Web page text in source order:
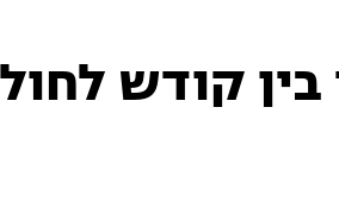
קודש לחול